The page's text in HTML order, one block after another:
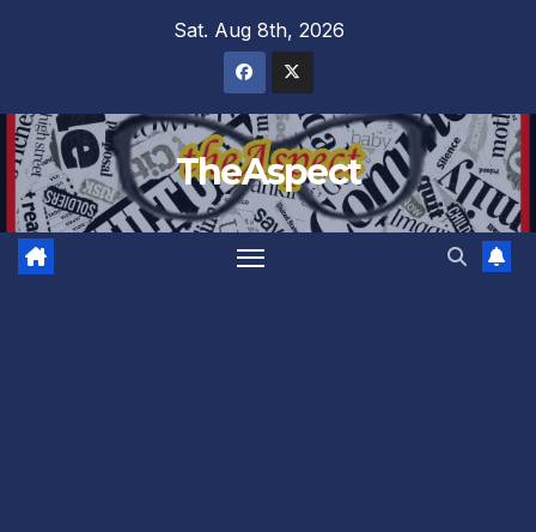
Sat. Aug 8th, 2026
TheAspect